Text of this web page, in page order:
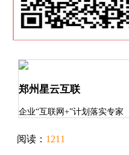
郑州星云互联
企业“互联网+”计划落实专家
阅读： 1211